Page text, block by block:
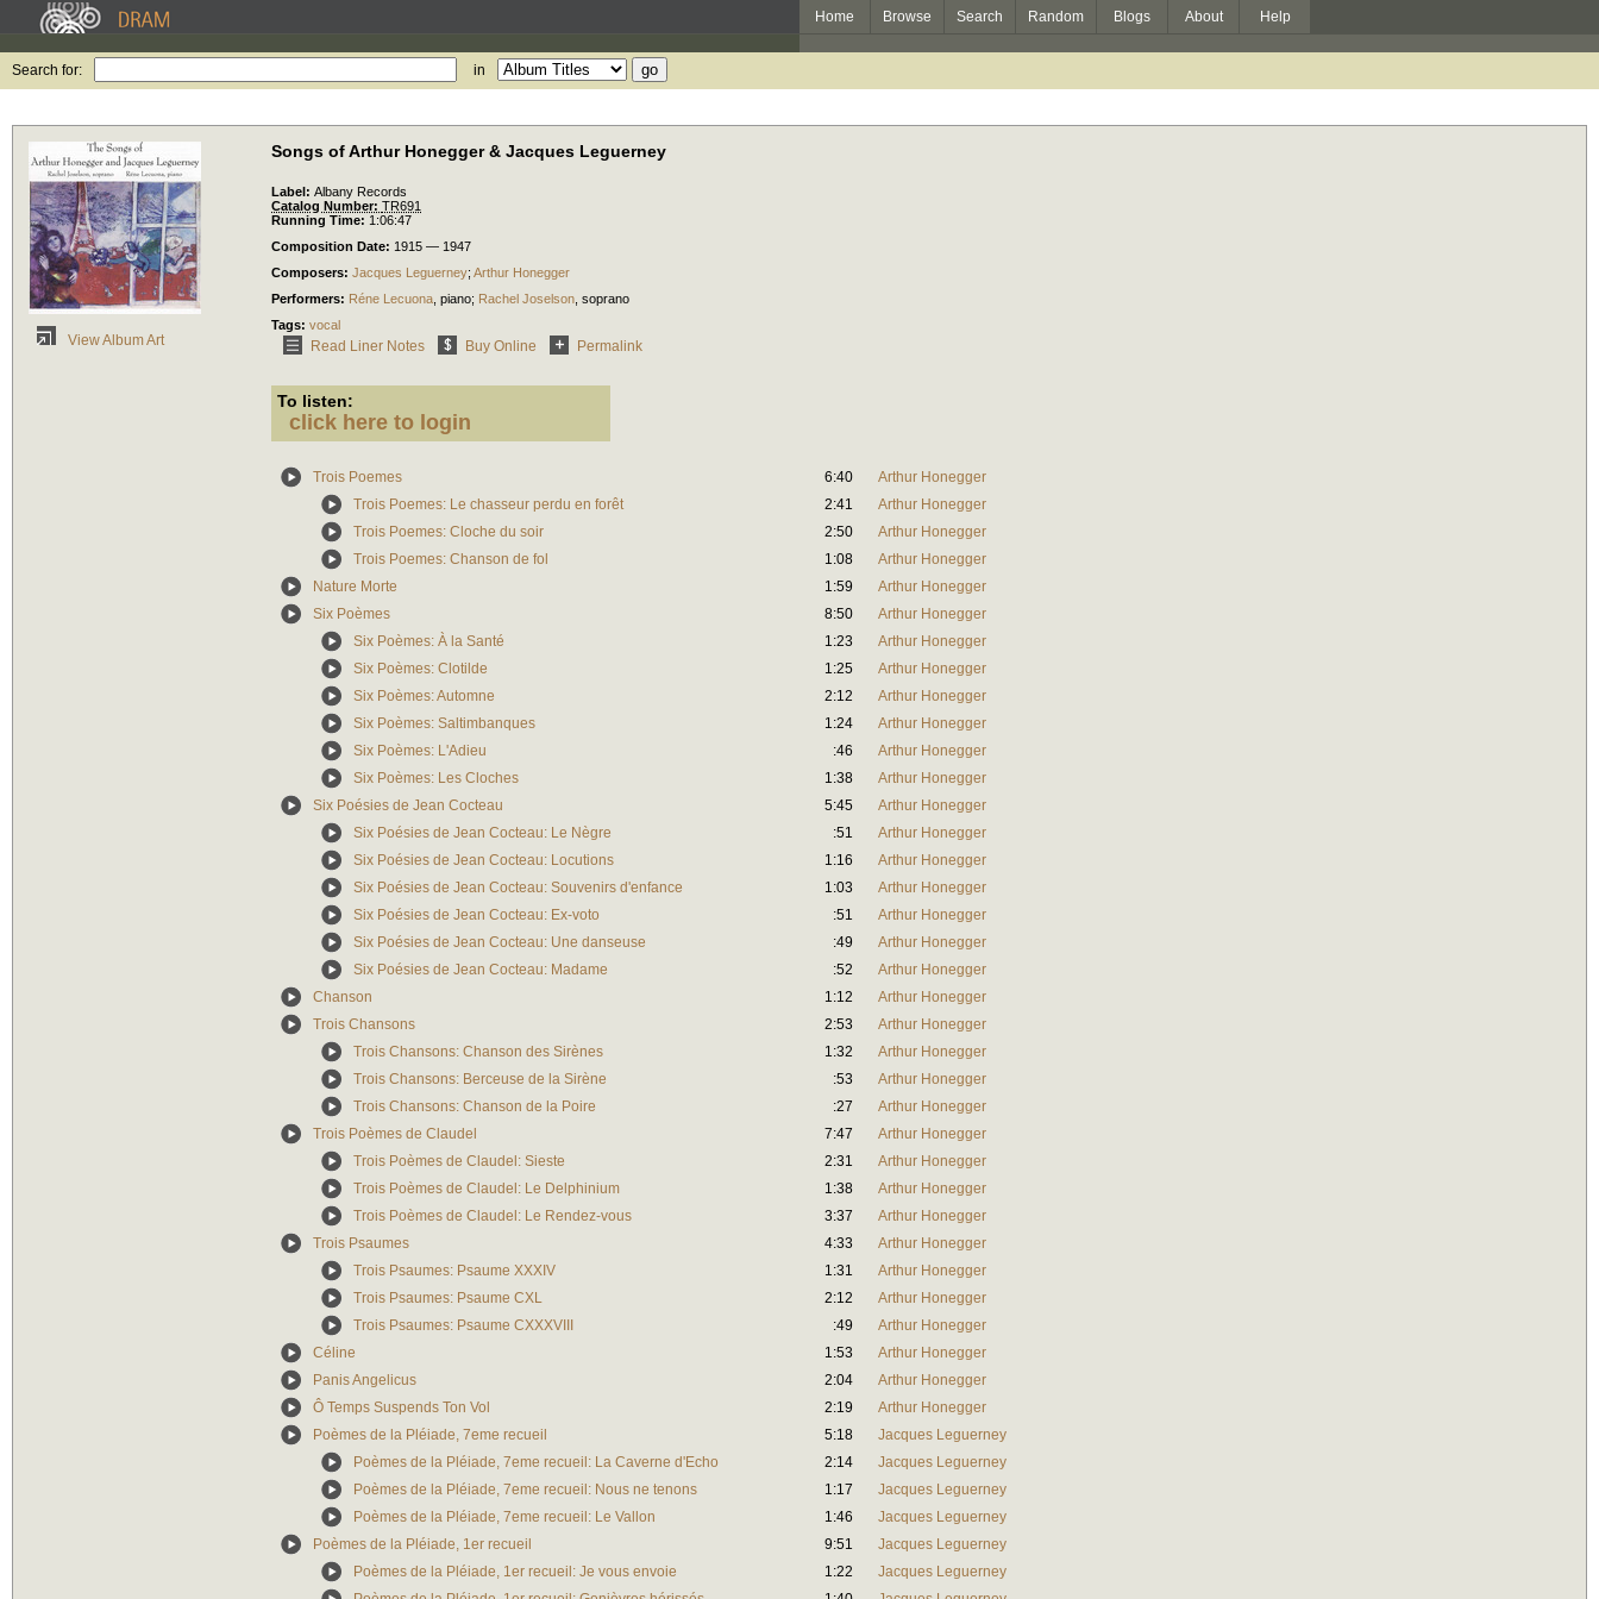
Home Browse Search Random Blogs About Help
Search for: in
View Album Art
Songs of Arthur Honegger & Jacques Leguerney
Label: Albany Records
Catalog Number: TR691
Running Time: 1:06:47
Composition Date: 1915 — 1947
Composers: Jacques Leguerney; Arthur Honegger
Performers: Réne Lecuona piano; Rachel Joselson soprano
Tags: vocal
Read Liner Notes Buy Online Permalink
To listen:
click here to login
Trois Poemes 6:40
Arthur Honegger
Trois Poemes: Le chasseur perdu en forêt
2:41
Arthur Honegger
Trois Poemes: Cloche du soir
2:50
Arthur Honegger
Trois Poemes: Chanson de fol
1:08
Arthur Honegger
Nature Morte
1:59
Arthur Honegger
Six Poèmes
8:50
Arthur Honegger
Six Poèmes: À la Santé
1:23
Arthur Honegger
Six Poèmes: Clotilde
1:25
Arthur Honegger
Six Poèmes: Automne
2:12
Arthur Honegger
Six Poèmes: Saltimbanques
1:24
Arthur Honegger
Six Poèmes: L'Adieu
:46
Arthur Honegger
Six Poèmes: Les Cloches
1:38
Arthur Honegger
Six Poésies de Jean Cocteau
5:45
Arthur Honegger
Six Poésies de Jean Cocteau: Le Nègre
:51
Arthur Honegger
Six Poésies de Jean Cocteau: Locutions
1:16
Arthur Honegger
Six Poésies de Jean Cocteau: Souvenirs d'enfance
1:03
Arthur Honegger
Six Poésies de Jean Cocteau: Ex-voto
:51
Arthur Honegger
Six Poésies de Jean Cocteau: Une danseuse
:49
Arthur Honegger
Six Poésies de Jean Cocteau: Madame
:52
Arthur Honegger
Chanson
1:12
Arthur Honegger
Trois Chansons
2:53
Arthur Honegger
Trois Chansons: Chanson des Sirènes
1:32
Arthur Honegger
Trois Chansons: Berceuse de la Sirène
:53
Arthur Honegger
Trois Chansons: Chanson de la Poire
:27
Arthur Honegger
Trois Poèmes de Claudel
7:47
Arthur Honegger
Trois Poèmes de Claudel: Sieste
2:31
Arthur Honegger
Trois Poèmes de Claudel: Le Delphinium
1:38
Arthur Honegger
Trois Poèmes de Claudel: Le Rendez-vous
3:37
Arthur Honegger
Trois Psaumes
4:33
Arthur Honegger
Trois Psaumes: Psaume XXXIV
1:31
Arthur Honegger
Trois Psaumes: Psaume CXL
2:12
Arthur Honegger
Trois Psaumes: Psaume CXXXVIII
:49
Arthur Honegger
Céline
1:53
Arthur Honegger
Panis Angelicus
2:04
Arthur Honegger
Ô Temps Suspends Ton Vol
2:19
Arthur Honegger
Poèmes de la Pléiade, 7eme recueil
5:18
Jacques Leguerney
Poèmes de la Pléiade, 7eme recueil: La Caverne d'Echo
2:14
Jacques Leguerney
Poèmes de la Pléiade, 7eme recueil: Nous ne tenons
1:17
Jacques Leguerney
Poèmes de la Pléiade, 7eme recueil: Le Vallon
1:46
Jacques Leguerney
Poèmes de la Pléiade, 1er recueil
9:51
Jacques Leguerney
Poèmes de la Pléiade, 1er recueil: Je vous envoie
1:22
Jacques Leguerney